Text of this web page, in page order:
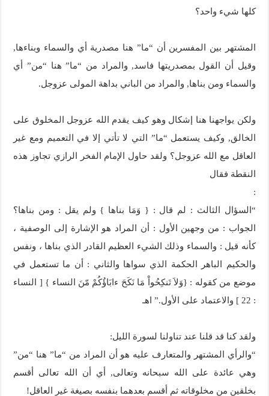
كلها شيء واحد؟
المشتهر بين المفسرين أن “ما” هنا مصدرية أي والسماء وبناءها,
وقيل أن القول بمصدريتها فاسد, والمراد من “ما” هنا “من” أي
والسماء ومن بناها, والمراد من الباني بداهة المولى عزوجل.
ولكن يواجهنا هنا إشكال وهو كيف يقدم الله عزوجل المخلوق على
الخالق, وكيف يستعمل “ما” التي لا تأتي إلا في التعميم ومع غير
العاقل مع الله عزوجل؟ ولقد حاول الإمام الفخر الرازي تجاوز هذه
النقطة فقال
:
“السؤال الثالث : لم قال : { وَمَا بناها } ولم يقل : ومن بناها؟
الجواب : من وجهين الأول : أن المراد هو الإشارة إلى الوصفية ،
كأنه قيل : والسماء وذلك الشيء العظيم القادر الذي بناها ، ونفس
والحكيم الباهر الحكمة الذي سواها والثاني : أن ما تستعمل في
موضع من كقوله : {وَلاَ تَنكِحُواْ مَا نَكَحَ ءابَاؤُكُمْ مّنَ النساء } [ النساء
: 22 ] والاعتماد على الأول.” اهـ
ولقد كنا قد قلنا عند تناولنا لسورة الليل:
“والرأي المشتهر والمتعارف عليه هو أن المراد من “ما” هنا “من”
وهي عائدة على الله سبحانه وتعالى, أي أن الله تعالى أقسم
بخلقين من مخلوقاته ثم أقسم بعدهما بنفسه بصيغة غير العاقل!